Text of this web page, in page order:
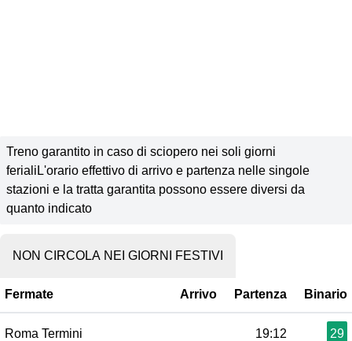
Treno garantito in caso di sciopero nei soli giorni
ferialiL'orario effettivo di arrivo e partenza nelle singole
stazioni e la tratta garantita possono essere diversi da
quanto indicato
NON CIRCOLA NEI GIORNI FESTIVI
Fermate Arrivo Partenza Binario
Roma Termini 19:12 29